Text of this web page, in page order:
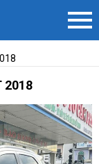
2018